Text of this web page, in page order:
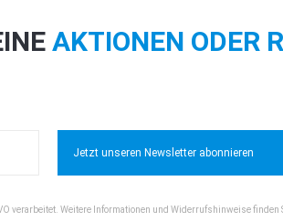
AKTIONEN ODER
Jetzt unseren Newsletter abonnieren
verarbeitet. Weitere Informationen und Widerrufshinweise finden